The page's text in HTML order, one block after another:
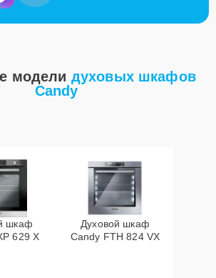
модели духовых шкафов
Candy
шкаф
629 X
Духовой шкаф
Candy FTH 824 VX